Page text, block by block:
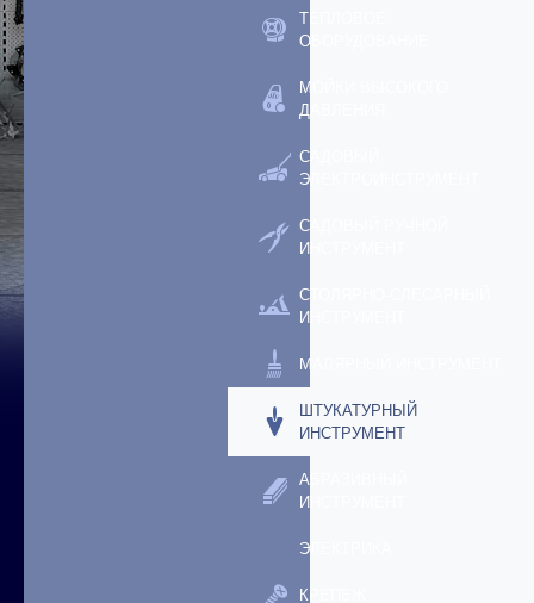
ТЕПЛОВОЕ
ОБОРУДОВАНИЕ
МОЙКИ ВЫСОКОГО
ДАВЛЕНИЯ
САДОВЫЙ
ЭЛЕКТРОИНСТРУМЕНТ
САДОВЫЙ РУЧНОЙ
ИНСТРУМЕНТ
СТОЛЯРНО-СЛЕСАРНЫЙ
ИНСТРУМЕНТ
МАЛЯРНЫЙ ИНСТРУМЕНТ
ШТУКАТУРНЫЙ
ИНСТРУМЕНТ
АБРАЗИВНЫЙ
ИНСТРУМЕНТ
ЭЛЕКТРИКА
КРЕПЕЖ